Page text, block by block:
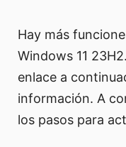
Hay más
Windows 11
enlace a
información. A
los pasos para